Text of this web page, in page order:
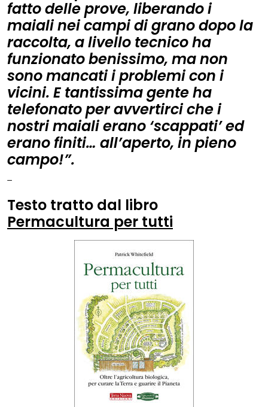
fatto delle prove, liberando i
maiali nei campi di grano dopo la
raccolta, a livello tecnico ha
funzionato benissimo, ma non
sono mancati i problemi con i
vicini. E tantissima gente ha
telefonato per avvertirci che i
nostri maiali erano ‘scappati’ ed
erano finiti… all’aperto, in pieno
campo!”.
–
Testo tratto dal libro
Permacultura per tutti